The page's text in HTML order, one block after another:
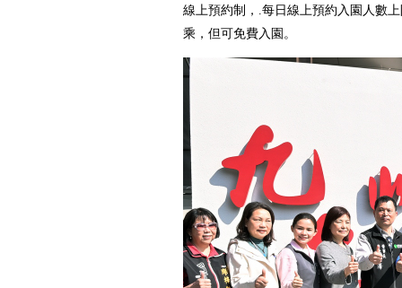
線上預約制，.每日線上預約入園人數
乘，但可免費入園。